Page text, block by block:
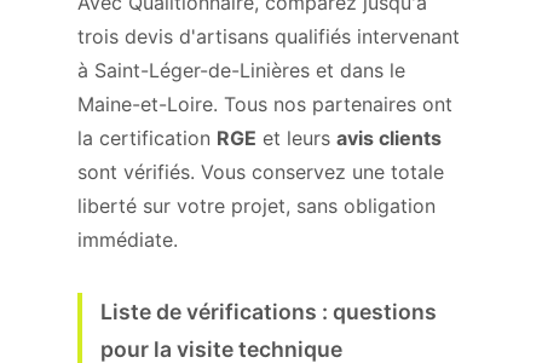
trois devis d'artisans qualifiés intervenant
à Saint-Léger-de-Linières et dans le
Maine-et-Loire. Tous nos partenaires ont
la certification RGE et leurs avis clients
sont vérifiés. Vous conservez une totale
liberté sur votre projet, sans obligation
immédiate.
Liste de vérifications : questions
pour la visite technique